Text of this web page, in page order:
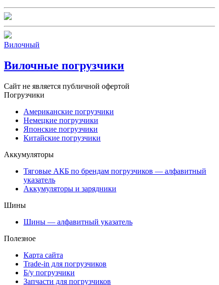
Вилочный
Вилочные погрузчики
Сайт не является публичной офертой
Погрузчики
Американские погрузчики
Немецкие погрузчики
Японские погрузчики
Китайские погрузчики
Аккумуляторы
Тяговые АКБ по брендам погрузчиков — алфавитный
указатель
Аккумуляторы и зарядники
Шины
Шины — алфавитный указатель
Полезное
Карта сайта
Trade-in для погрузчиков
Б/у погрузчики
Запчасти для погрузчиков